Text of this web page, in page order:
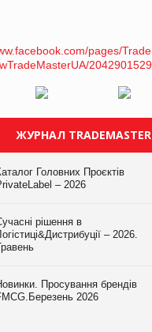
ЖУРНАЛ TRADEMASTER
Головних Проєктів
– 2026
рішення в
– 2026.
Просування брендів
2026